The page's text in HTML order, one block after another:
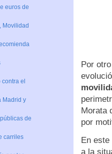
Por
Morata
por
En este
a la
euros de
Movilidad
el
Madrid y
de
carriles